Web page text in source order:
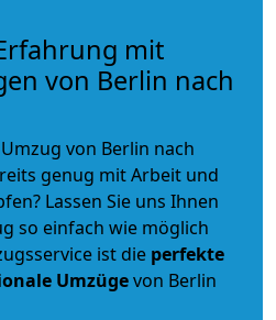
mit
von Berlin nach
von Berlin nach
genug mit Arbeit und
Lassen Sie uns Ihnen
so einfach wie möglich
ist die perfekte
Umzügevon Berlin